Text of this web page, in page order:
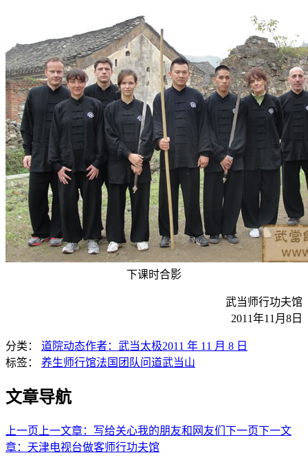
下课时合影
武当师行功夫馆
2011年11月8日
分类： 道院动态作者： 武当太极2011 年 11 月 8 日
标签： 养生师行馆法国团队问道武当山
文章导航
上一页 上一文章： 写给关心我的朋友和网友们 下一页下一文
章： 天津电视台做客师行功夫馆